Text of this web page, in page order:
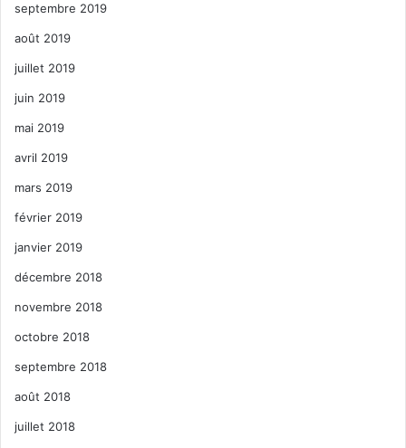
septembre 2019
août 2019
juillet 2019
juin 2019
mai 2019
avril 2019
mars 2019
février 2019
janvier 2019
décembre 2018
novembre 2018
octobre 2018
septembre 2018
août 2018
juillet 2018